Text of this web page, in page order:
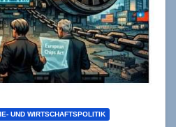
UND WIRTSCHAFTSPOLITIK